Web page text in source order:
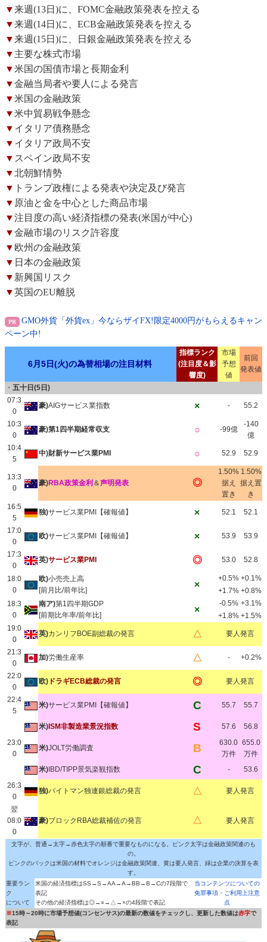
▼来週(13日)に、FOMC金融政策発表を控える
▼来週(14日)に、ECB金融政策発表を控える
▼来週(15日)に、日銀金融政策発表を控える
▼ 主要な株式市場
▼米国の国債市場と長期金利
▼金融当局者や要人による発言
▼米国の金融政策
▼米中貿易戦争懸念
▼ イタリア債務懸念
▼ イタリア政局不安
▼ スペイン政局不安
▼北朝鮮情勢
▼ トランプ政権による発表や決定及び発言
▼ 原油と金を中心とした商品市場
▼注目度の高い経済指標の発表(米国が中心)
▼金融市場のリスク許容度
▼ 欧州の金融政策
▼ 日本の金融政策
▼ 新興国リスク
▼英国のEU離脱
GMO外貨「外貨ex」今ならザイFX!限定4000円がもらえるキャン
ペーン中!
6月5日(火)の為替相場の注目材料
指標ランク
(注目度＆影
響度)
市場
予想
値
前回
発表値
・ 五十日(5日)
07:3
0
豪)AIGサービス業指数 × - 55.2
10:3
0
豪)第1四半期経常収支 ○ -99億
-140
億
10:4
5
中)財新サービス業PMI ○ 52.9 52.9
13:3
0
豪)RBA政策金利 ＆声明発表 ◎
1.50%
据え
置き
1.50%
据え置
き
16:5
5
独)サービス業PMI【確報値】 × 52.1 52.1
17:0
0
欧)サービス業PMI【確報値】 × 53.9 53.9
17:3
0
英)サービス業PMI ◎ 53.0 52.8
18:0
0
欧)小売売上高
[前月比/前年比]
×
+0.5% +0.1%
+1.7% +0.8%
18:3
0
南ア)第1四半期GDP
[前期比年率/前年比]
×
-0.5% +3.1%
+1.8% +1.5%
19:0
0
英)カンリフBOE副総裁の発言 △ 要人発言
21:3
0
加)労働生産率 △ - +0.2%
22:0
0
欧) ドラギECB総裁の発言 ◎ 要人発言
22:4
5
米)サービス業PMI【確報値】 C 55.7 55.7
23:0
0
米) ISM非製造業景況指数 S 57.6 56.8
米)JOLT労働調査 B
630.0
万件
655.0
万件
米) IBD/TIPP景気楽観指数 C -
53.6
26:3
0
独)バイトマン独連銀総裁の発言 △ 要人発言
翌
08:0
0
豪)ブロックRBA総裁補佐の発言 △ 要人発言
文字が、普通→太字→赤色太字の順番で重要なものになる。ピンク太字は金融政策関連のも
の。
ピンクのバックは米国の材料でオレンジは金融政策関連、黄は要人発言、緑は企業の決算を表
す。
重要ラン
ク
について
米国の経済指標はSS→S→AA→A→BB→B→Cの7段階で
表記
その他の経済指標は◎→○→△→×の4段階で表記
当コンテンツについての
免罪事項・ご利用上注意
点
※15時～20時に市場予想値(コンセンサス)の最新の数値をチェックし、更新した数値は赤字で
表記